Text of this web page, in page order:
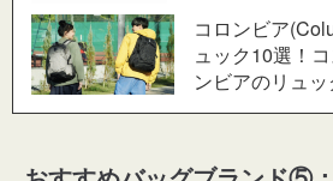
コロンビア
ュック10選！
ンビアのリュ